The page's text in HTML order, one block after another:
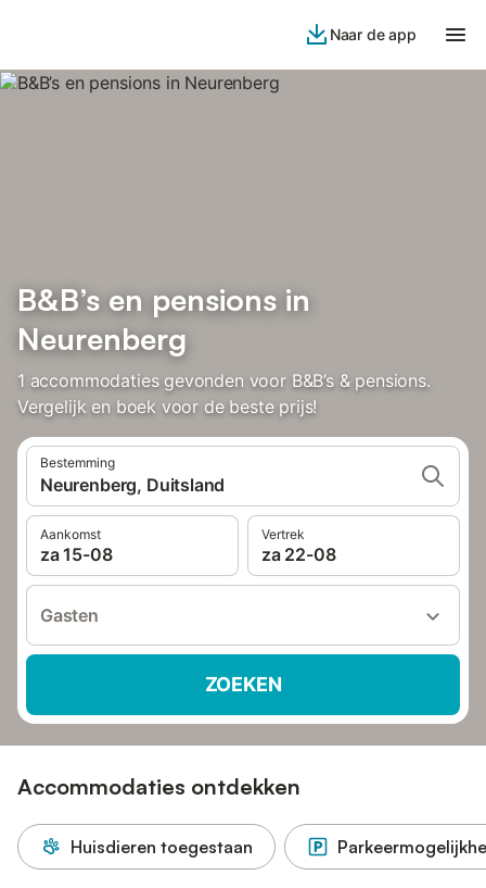
Naar de app
B&B’s en pensions in
Neurenberg
1 accommodaties gevonden voor B&B’s & pensions.
Vergelijk en boek voor de beste prijs!
Bestemming
Neurenberg, Duitsland
Aankomst
za 15-08
Vertrek
za 22-08
Gasten
ZOEKEN
Accommodaties ontdekken
Huisdieren toegestaan